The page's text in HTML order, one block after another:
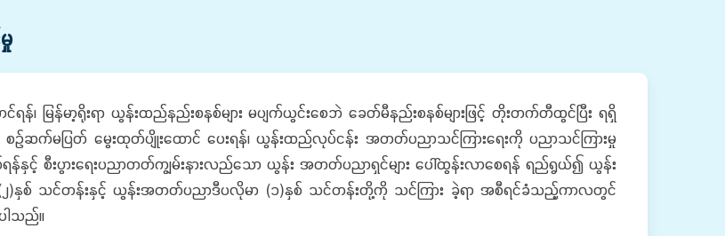
၊ မြန်မာ့ရိုးရာ ယွန်းထည်နည်းစနစ်များ မပျက်ယွင်းစေဘဲ ခေတ်မီနည်းစနစ်များဖြင့် တိုးတက်တီထွင်ပြီး ရရှိ
စဉ်ဆက်မပြတ် မွေးထုတ်ပျိုးထောင် ပေးရန်၊ ယွန်းထည်လုပ်ငန်း အတတ်ပညာသင်ကြားရေးကို ပညာသင်ကြားမှု
စီးပွားရေးပညာတတ်ကျွမ်းနားလည်သော ယွန်း အတတ်ပညာရှင်များ ပေါ်ထွန်းလာစေရန် ရည်ရွယ်၍ ယွန်း
)နှစ် သင်တန်းနှင့် ယွန်းအတတ်ပညာဒီပလိုမာ (၁)နှစ် သင်တန်းတို့ကို သင်ကြား ခဲ့ရာ အစီရင်ခံသည့်ကာလတွင်
ါသည်။